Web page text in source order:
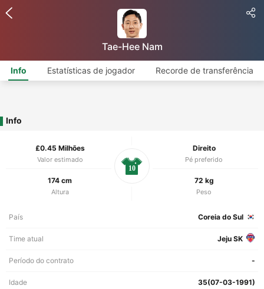
Tae-Hee Nam
Info Estatísticas de jogador Recorde de transferência
Info
£0.45 Milhões
Valor estimado
Direito
Pé preferido
174 cm
Altura
72 kg
Peso
10
País Coreia do Sul
Time atual Jeju SK
Período do contrato -
Idade 35(07-03-1991)